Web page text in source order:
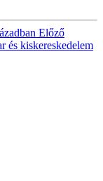
Előző
és kiskereskedelem